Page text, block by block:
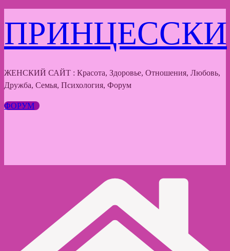
к
содержимому
ПРИНЦЕССКИ
ЖЕНСКИЙ САЙТ : Красота, Здоровье, Отношения, Любовь,
Дружба, Семья, Психология, Форум
ФОРУМ